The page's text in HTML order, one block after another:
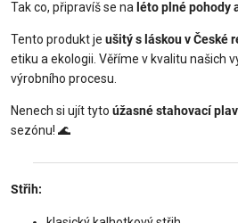
Tak co, připravíš se na léto plné pohody
Tento produkt je ušitý s láskou v České
etiku a ekologii. Věříme v kvalitu našich
výrobního procesu.
Nenech si ujít tyto úžasné stahovací
sezónu! 🌊
Střih: